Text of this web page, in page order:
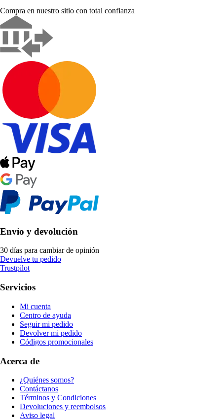
Compra en nuestro sitio con total confianza
Envío y devolución
30 días para cambiar de opinión
Devuelve tu pedido
Trustpilot
Servicios
Mi cuenta
Centro de ayuda
Seguir mi pedido
Devolver mi pedido
Códigos promocionales
Acerca de
¿Quiénes somos?
Contáctanos
Términos y Condiciones
Devoluciones y reembolsos
Aviso legal